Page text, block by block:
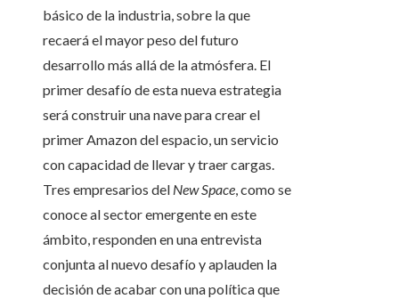
básico de la industria, sobre la que
recaerá el mayor peso del futuro
desarrollo más allá de la atmósfera. El
primer desafío de esta nueva estrategia
será construir una nave para crear el
primer Amazon del espacio, un servicio
con capacidad de llevar y traer cargas.
Tres empresarios del New Space, como se
conoce al sector emergente en este
ámbito, responden en una entrevista
conjunta al nuevo desafío y aplauden la
decisión de acabar con una política que